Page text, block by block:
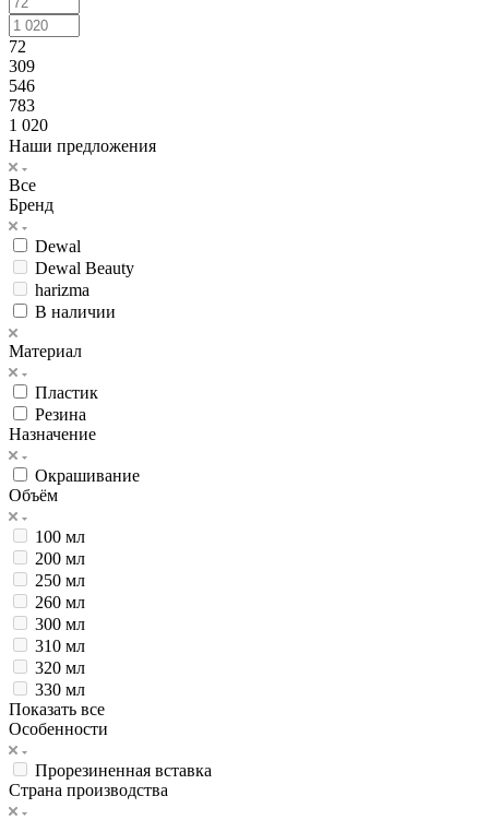
72
309
546
783
1 020
Наши предложения
Все
Бренд
Dewal
Dewal Beauty
harizma
В наличии
Материал
Пластик
Резина
Назначение
Окрашивание
Объём
100 мл
200 мл
250 мл
260 мл
300 мл
310 мл
320 мл
330 мл
Показать все
Особенности
Прорезиненная вставка
Страна производства